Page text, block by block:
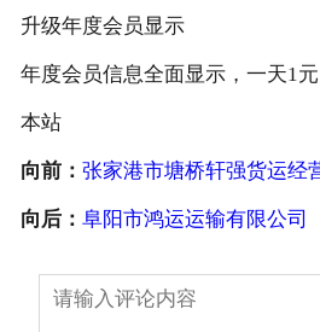
升级年度会员显示
年度会员信息全面显示，一天1
本站
向前： 张家港市塘桥轩强货运经
向后： 阜阳市鸿运运输有限公司